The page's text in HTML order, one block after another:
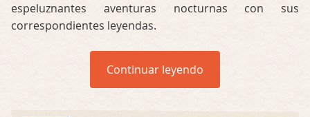
espeluznantes aventuras nocturnas con sus
correspondientes leyendas.
Continuar leyendo